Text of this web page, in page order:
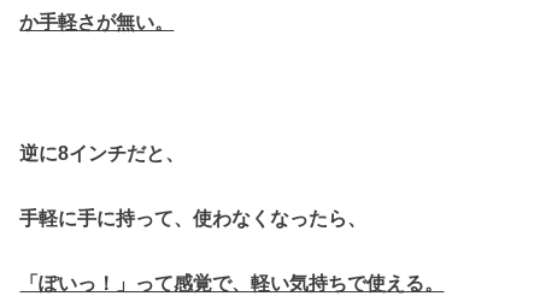
か手軽さが無い。
逆に8インチだと、
手軽に手に持って、使わなくなったら、
「ぽいっ！」って感覚で、軽い気持ちで使える。